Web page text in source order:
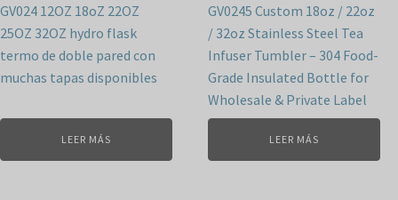
GV024 12OZ 18oZ 22OZ
25OZ 32OZ hydro flask
termo de doble pared con
muchas tapas disponibles
LEER MÁS
GV0245 Custom 18oz / 22oz
/ 32oz Stainless Steel Tea
Infuser Tumbler – 304 Food-
Grade Insulated Bottle for
Wholesale & Private Label
LEER MÁS